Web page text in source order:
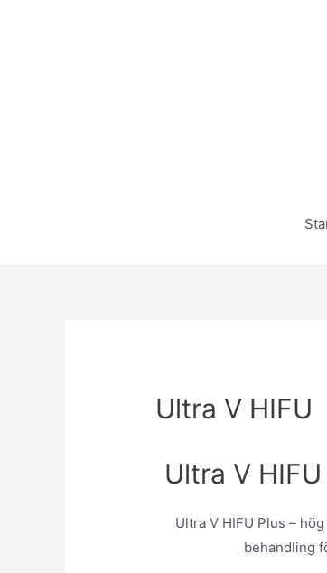
Ultra V HIFU
Ultra V
Ultra V HIFU Plus –
behandling